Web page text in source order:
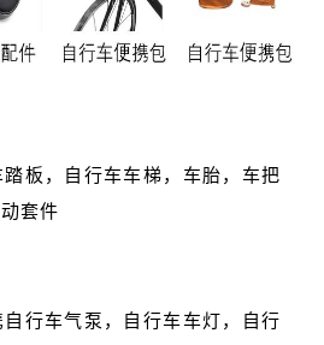
板，自行车车梯，车胎，车把
套件
行车气泵，自行车车灯，自行